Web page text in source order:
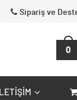
Sipariş ve
0
İLETIŞIM